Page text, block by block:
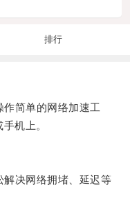
排行
简单的网络加速工
机上。
决网络拥堵、延迟等